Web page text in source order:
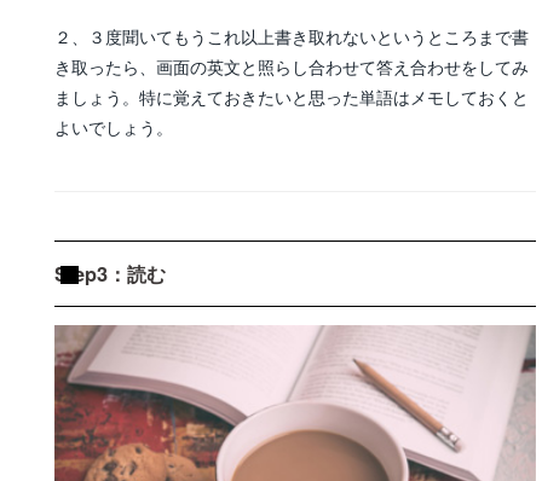
２、３度聞いてもうこれ以上書き取れないというところまで書
き取ったら、画面の英文と照らし合わせて答え合わせをしてみ
ましょう。特に覚えておきたいと思った単語はメモしておくと
よいでしょう。
Step3：読む